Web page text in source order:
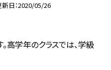
新日 2020/05/26
高学年のクラスでは、学級